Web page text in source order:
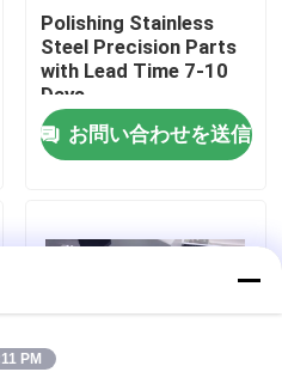
Polishing Stainless
Steel Precision Parts
with Lead Time 7-10
Days
お問い合わせを送信
PM